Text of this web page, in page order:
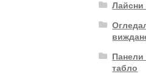
Лайсни
Панели
табло